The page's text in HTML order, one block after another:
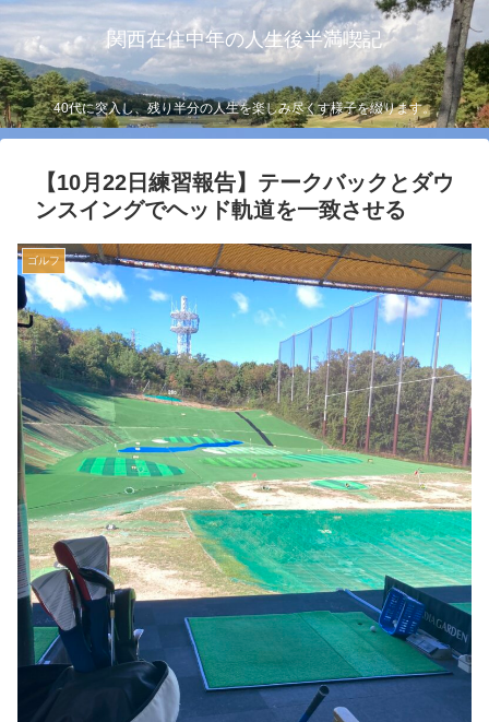
関西在住中年の人生後半満喫記
40代に突入し、残り半分の人生を楽しみ尽くす様子を綴ります。
【10月22日練習報告】テークバックとダウ
ンスイングでヘッド軌道を一致させる
ゴルフ